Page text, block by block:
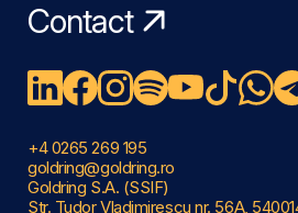
Contact
+4 0265 269 195
goldring@goldring.ro
Goldring S.A. (SSIF)
Str. Tudor Vladimirescu nr. 56A,